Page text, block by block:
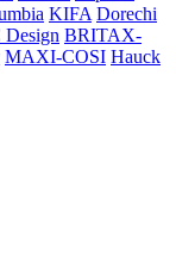
KIFA Dorechi
BRITAX-
MAXI-COSI Hauck